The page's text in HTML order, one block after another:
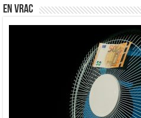
EN VRAC